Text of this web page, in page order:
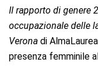
Il rapporto di genere
occupazionale delle
Verona di
presenza femminile